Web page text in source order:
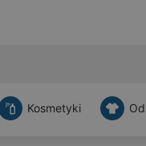
Kosmetyki